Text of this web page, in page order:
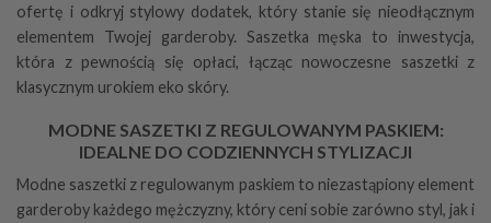
ofertę i odkryj stylowy dodatek, który stanie się nieodłącznym
elementem Twojej garderoby. Saszetka męska to inwestycja,
która z pewnością się opłaci, łącząc nowoczesne saszetki z
klasycznym urokiem eko skóry.
MODNE SASZETKI Z REGULOWANYM PASKIEM:
IDEALNE DO CODZIENNYCH STYLIZACJI
Modne saszetki z regulowanym paskiem to niezastąpiony element
garderoby każdego mężczyzny, który ceni sobie zarówno styl, jak i